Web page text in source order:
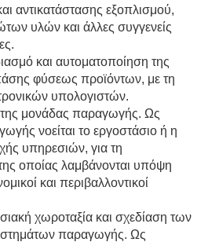
αντικατάστασης εξοπλισμού,
υλών και άλλες συγγενείς
και αυτοματοποίηση της
φύσεως προϊόντων, με τη
υπολογιστών.
μονάδας παραγωγής. Ως
νοείται το εργοστάσιο ή η
υπηρεσιών, για τη
οποίας λαμβάνονται υπόψη
και περιβαλλοντικοί
χωροταξία και σχεδίαση των
παραγωγής. Ως